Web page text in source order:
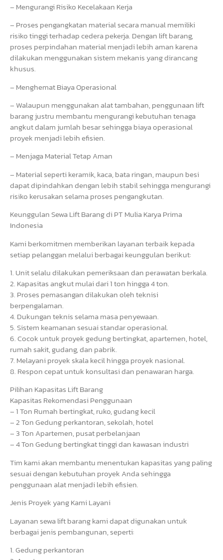
– Mengurangi Risiko Kecelakaan Kerja
– Proses pengangkatan material secara manual memiliki
risiko tinggi terhadap cedera pekerja. Dengan lift barang,
proses perpindahan material menjadi lebih aman karena
dilakukan menggunakan sistem mekanis yang dirancang
khusus.
– Menghemat Biaya Operasional
– Walaupun menggunakan alat tambahan, penggunaan lift
barang justru membantu mengurangi kebutuhan tenaga
angkut dalam jumlah besar sehingga biaya operasional
proyek menjadi lebih efisien.
– Menjaga Material Tetap Aman
– Material seperti keramik, kaca, bata ringan, maupun besi
dapat dipindahkan dengan lebih stabil sehingga mengurangi
risiko kerusakan selama proses pengangkutan.
Keunggulan Sewa Lift Barang di PT Mulia Karya Prima
Indonesia
Kami berkomitmen memberikan layanan terbaik kepada
setiap pelanggan melalui berbagai keunggulan berikut:
1. Unit selalu dilakukan pemeriksaan dan perawatan berkala.
2. Kapasitas angkut mulai dari 1 ton hingga 4 ton.
3. Proses pemasangan dilakukan oleh teknisi
berpengalaman.
4. Dukungan teknis selama masa penyewaan.
5. Sistem keamanan sesuai standar operasional.
6. Cocok untuk proyek gedung bertingkat, apartemen, hotel,
rumah sakit, gudang, dan pabrik.
7. Melayani proyek skala kecil hingga proyek nasional.
8. Respon cepat untuk konsultasi dan penawaran harga.
Pilihan Kapasitas Lift Barang
Kapasitas Rekomendasi Penggunaan
– 1 Ton Rumah bertingkat, ruko, gudang kecil
– 2 Ton Gedung perkantoran, sekolah, hotel
– 3 Ton Apartemen, pusat perbelanjaan
– 4 Ton Gedung bertingkat tinggi dan kawasan industri
Tim kami akan membantu menentukan kapasitas yang paling
sesuai dengan kebutuhan proyek Anda sehingga
penggunaan alat menjadi lebih efisien.
Jenis Proyek yang Kami Layani
Layanan sewa lift barang kami dapat digunakan untuk
berbagai jenis pembangunan, seperti:
1. Gedung perkantoran